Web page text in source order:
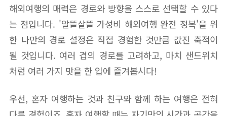
해외여행의 매력은 경로와 방향을 스스로 선택할 수 있다
는 점입니다. '알뜰살뜰 가성비 해외여행 완전 정복'을 위
한 나만의 경로 설정은 직접 경험한 것만큼 값진 축적이
될 것입니다. 여러 겹의 경로를 고려하고, 마치 샌드위치
처럼 여러 가지 맛을 한 입에 즐겨봅시다!
우선, 혼자 여행하는 것과 친구와 함께 하는 여행은 전혀